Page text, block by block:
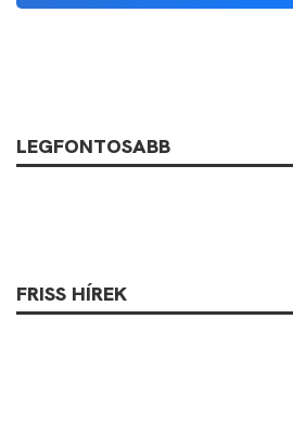
LEGFONTOSABB
FRISS HÍREK